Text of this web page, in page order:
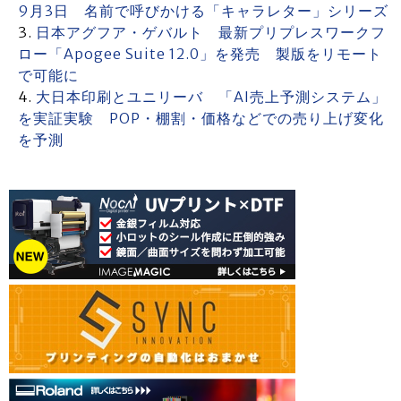
9月3日 名前で呼びかける「キャラレター」シリーズ
日本アグフア・ゲバルト 最新プリプレスワークフ
ロー「Apogee Suite 12.0」を発売 製版をリモート
で可能に
大日本印刷とユニリーバ 「AI売上予測システム」
を実証実験 POP・棚割・価格などでの売り上げ変化
を予測